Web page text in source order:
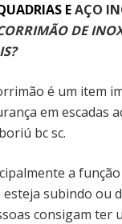
EAÇO
DE
é um item
em escadas
bc sc.
a
subindo ou
consigam ter